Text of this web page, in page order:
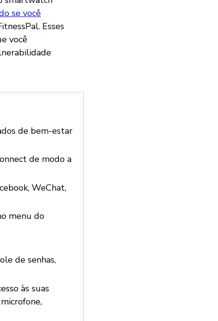
se você
Esses
você
de bem-estar
de modo a
WeChat,
menu do
de senhas,
às suas